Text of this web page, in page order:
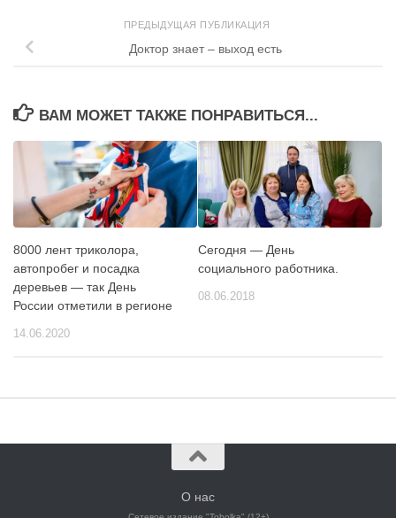
ПРЕДЫДУЩАЯ ПУБЛИКАЦИЯ
Доктор знает – выход есть
ВАМ МОЖЕТ ТАКЖЕ ПОНРАВИТЬСЯ...
8000 лент триколора,
автопробег и посадка
деревьев — так День
России отметили в регионе
14.06.2020
Сегодня — День
социального работника.
08.06.2018
О нас